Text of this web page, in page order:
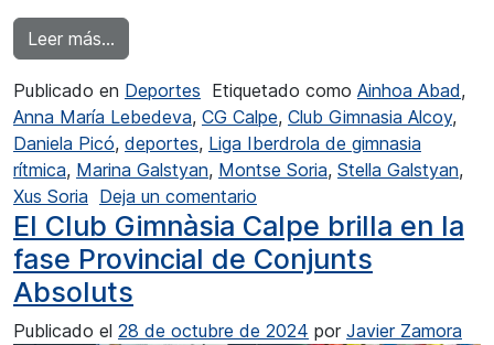
Leer más…
Publicado en Deportes Etiquetado como Ainhoa Abad,
Anna María Lebedeva, CG Calpe, Club Gimnasia Alcoy,
Daniela Picó, deportes, Liga Iberdrola de gimnasia
rítmica, Marina Galstyan, Montse Soria, Stella Galstyan,
Xus Soria Deja un comentario
El Club Gimnàsia Calpe brilla en la
fase Provincial de Conjunts
Absoluts
Publicado el 28 de octubre de 2024 por Javier Zamora